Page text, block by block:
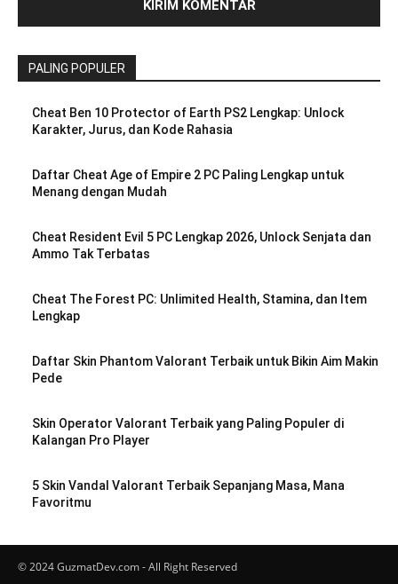
PALING POPULER
Cheat Ben 10 Protector of Earth PS2 Lengkap: Unlock
Karakter, Jurus, dan Kode Rahasia
Daftar Cheat Age of Empire 2 PC Paling Lengkap untuk
Menang dengan Mudah
Cheat Resident Evil 5 PC Lengkap 2026, Unlock Senjata dan
Ammo Tak Terbatas
Cheat The Forest PC: Unlimited Health, Stamina, dan Item
Lengkap
Daftar Skin Phantom Valorant Terbaik untuk Bikin Aim Makin
Pede
Skin Operator Valorant Terbaik yang Paling Populer di
Kalangan Pro Player
5 Skin Vandal Valorant Terbaik Sepanjang Masa, Mana
Favoritmu
© 2024 GuzmatDev.com - All Right Reserved